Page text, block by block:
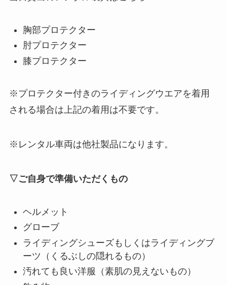
胸部プロテクター
肘プロテクター
膝プロテクター
※プロテクター付きのライディングウエアを着用
される場合は上記の着用は不要です。
※レンタル車両は他社製品になります。
▽ご自身で準備いただくもの
ヘルメット
グローブ
ライディングシューズもしくはライディングブ
ーツ（くるぶしの隠れるもの）
汚れても良い洋服（素肌の見えないもの）